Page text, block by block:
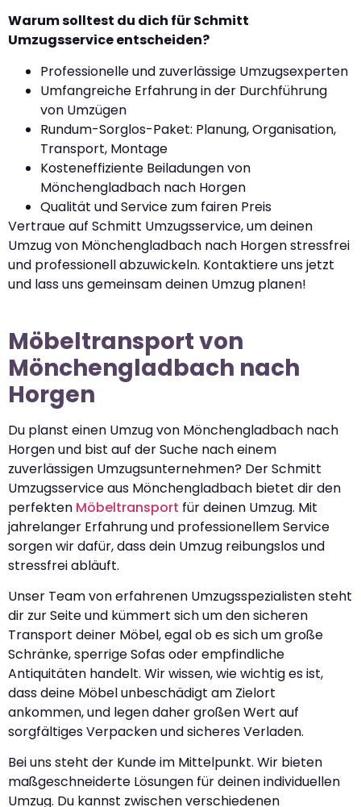
Warum solltest du dich für Schmitt
Umzugsservice entscheiden?
Professionelle und zuverlässige Umzugsexperten
Umfangreiche Erfahrung in der Durchführung
von Umzügen
Rundum-Sorglos-Paket: Planung, Organisation,
Transport, Montage
Kosteneffiziente Beiladungen von
Mönchengladbach nach Horgen
Qualität und Service zum fairen Preis
Vertraue auf Schmitt Umzugsservice, um deinen
Umzug von Mönchengladbach nach Horgen stressfrei
und professionell abzuwickeln. Kontaktiere uns jetzt
und lass uns gemeinsam deinen Umzug planen!
Möbeltransport von
Mönchengladbach nach
Horgen
Du planst einen Umzug von Mönchengladbach nach
Horgen und bist auf der Suche nach einem
zuverlässigen Umzugsunternehmen? Der Schmitt
Umzugsservice aus Mönchengladbach bietet dir den
perfekten Möbeltransport für deinen Umzug. Mit
jahrelanger Erfahrung und professionellem Service
sorgen wir dafür, dass dein Umzug reibungslos und
stressfrei abläuft.
Unser Team von erfahrenen Umzugsspezialisten steht
dir zur Seite und kümmert sich um den sicheren
Transport deiner Möbel, egal ob es sich um große
Schränke, sperrige Sofas oder empfindliche
Antiquitäten handelt. Wir wissen, wie wichtig es ist,
dass deine Möbel unbeschädigt am Zielort
ankommen, und legen daher großen Wert auf
sorgfältiges Verpacken und sicheres Verladen.
Bei uns steht der Kunde im Mittelpunkt. Wir bieten
maßgeschneiderte Lösungen für deinen individuellen
Umzug. Du kannst zwischen verschiedenen